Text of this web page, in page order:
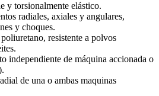
y torsionalmente elástico.
radiales, axiales y angulares,
y choques.
resistente a polvos
independiente de máquina accionada o
de una o ambas maquinas